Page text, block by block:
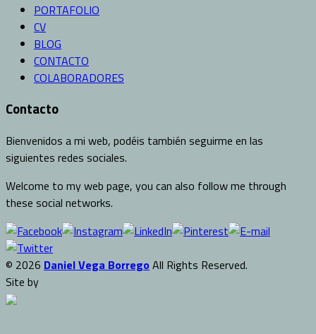
PORTAFOLIO
CV
BLOG
CONTACTO
COLABORADORES
Contacto
Bienvenidos a mi web, podéis también seguirme en las
siguientes redes sociales.
Welcome to my web page, you can also follow me through
these social networks.
© 2026 Daniel Vega Borrego All Rights Reserved.
Site by